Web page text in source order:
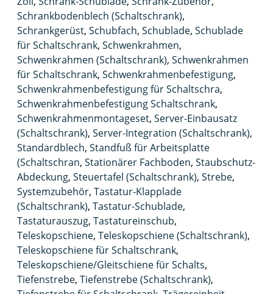
Schrankbodenblech (Schaltschrank),
Schrankgerüst, Schubfach, Schublade, Schublade
für Schaltschrank, Schwenkrahmen,
Schwenkrahmen (Schaltschrank), Schwenkrahmen
für Schaltschrank, Schwenkrahmenbefestigung,
Schwenkrahmenbefestigung für Schaltschra,
Schwenkrahmenbefestigung Schaltschrank,
Schwenkrahmenmontageset, Server-Einbausatz
(Schaltschrank), Server-Integration (Schaltschrank),
Standardblech, Standfuß für Arbeitsplatte
(Schaltschran, Stationärer Fachboden, Staubschutz-
Abdeckung, Steuertafel (Schaltschrank), Strebe,
Systemzubehör, Tastatur-Klapplade
(Schaltschrank), Tastatur-Schublade,
Tastaturauszug, Tastatureinschub,
Teleskopschiene, Teleskopschiene (Schaltschrank),
Teleskopschiene für Schaltschrank,
Teleskopschiene/Gleitschiene für Schalts,
Tiefenstrebe, Tiefenstrebe (Schaltschrank),